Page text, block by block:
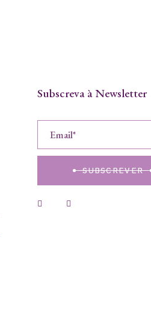
Subscreva à Newsletter
SUBSCREVER